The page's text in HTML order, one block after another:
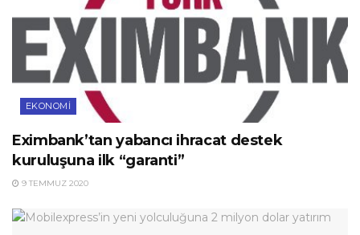
EKONOMI
Eximbank’tan yabancı ihracat destek
kuruluşuna ilk “garanti”
9 TEMMUZ 2020